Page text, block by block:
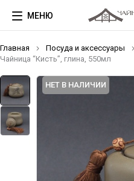
МЕНЮ
Главная Посуда и аксессуары
Чайница “Кисть”, глина, 550мл
НЕТ В НАЛИЧИИ